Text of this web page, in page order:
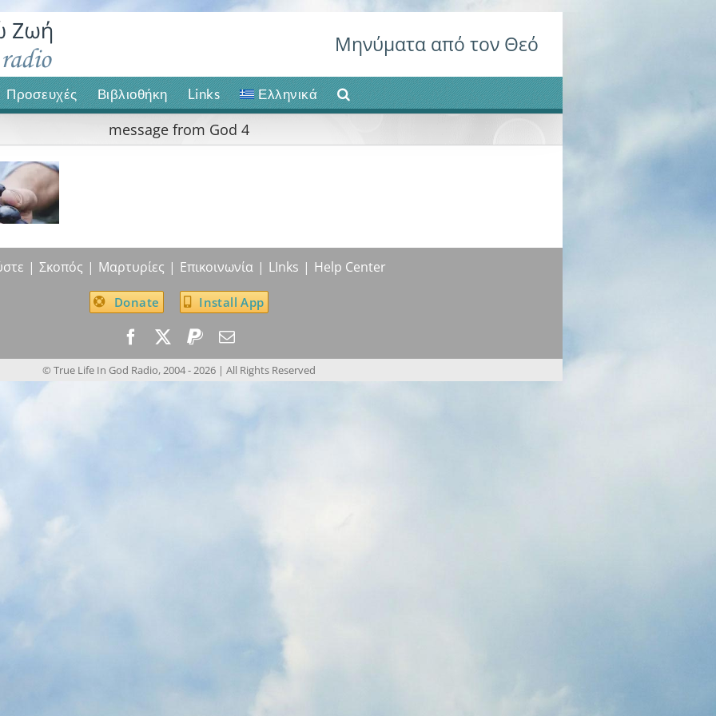
Μηνύματα από τον Θεό
Προσευχές Βιβλιοθήκη Links Ελληνικά
message from God 4
Σκοπός Μαρτυρίες Επικοινωνία LInks Help Center
Donate Install App
© True Life In God Radio, 2004 -2026 | All Rights Reserved